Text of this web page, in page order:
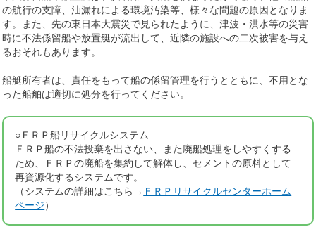
の航行の支障、油漏れによる環境汚染等、様々な問題の原因となりま
す。また、先の東日本大震災で見られたように、津波・洪水等の災害
時に不法係留船や放置艇が流出して、近隣の施設への二次被害を与え
るおそれもあります。
船艇所有者は、責任をもって船の係留管理を行うとともに、不用とな
った船舶は適切に処分を行ってください。
○ＦＲＰ船リサイクルシステム
ＦＲＰ船の不法投棄を出さない、また廃船処理をしやすくする
ため、ＦＲＰの廃船を集約して解体し、セメントの原料として
再資源化するシステムです。
（システムの詳細はこちら→ ＦＲＰリサイクルセンターホーム
ページ ）